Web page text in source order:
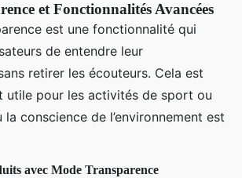
et Fonctionnalités Avancées
est une fonctionnalité qui
de entendre leur
retirer les écouteurs. Cela est
utile pour les activités de sport ou
conscience de l’environnement est
avec Mode Transparence